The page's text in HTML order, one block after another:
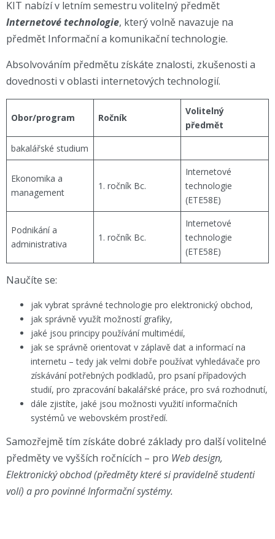
KIT nabízí v letním semestru volitelný předmět
Internetové technologie, který volně navazuje na
předmět Informační a komunikační technologie.
Absolvováním předmětu získáte znalosti, zkušenosti a
dovednosti v oblasti internetových technologií.
Obor/program Ročník
Volitelný
předmět
bakalářské studium
Ekonomika a
management
1. ročník Bc.
Internetové
technologie
(ETE58E)
Podnikání a
administrativa
1. ročník Bc.
Internetové
technologie
(ETE58E)
Naučíte se:
jak vybrat správné technologie pro elektronický obchod,
jak správně využít možností grafiky,
jaké jsou principy používání multimédií,
jak se správně orientovat v záplavě dat a informací na
internetu – tedy jak velmi dobře používat vyhledávače pro
získávání potřebných podkladů, pro psaní případových
studií, pro zpracování bakalářské práce, pro svá rozhodnutí,
dále zjistíte, jaké jsou možnosti využití informačních
systémů ve webovském prostředí.
Samozřejmě tím získáte dobré základy pro další volitelné
předměty ve vyšších ročnících – pro Web design,
Elektronický obchod (předměty které si pravidelně studenti
volí) a pro povinné Informační systémy.